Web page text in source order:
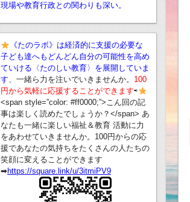
現場や教育行政との関わりも深い。
《たのラボ》は経済的に支援の必要な
子ども達へもどんどん自分の可能性を高め
ていける〈たのしい教育〉を展開していま
す、一緒ら力を注いでいきませんか。 100
円から気軽に応援することができます⇨
<span style=”color: #ff0000;”>こん回の記
事は楽しく読めたでしょうか？</span> あ
なたも一緒に楽しい福祉＆教育 活動に力
をあわせていきませんか。100円からの応
援であなたの気持ちをたくさんの人たちの
笑顔に変えることができます
➡︎https://square.link/u/3itmiPV9